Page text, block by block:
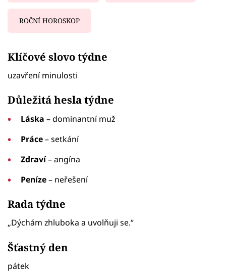
ROČNÍ HOROSKOP
Klíčové slovo týdne
uzavření minulosti
Důležitá hesla týdne
Láska – dominantní muž
Práce– setkání
Zdraví– angína
Peníze– neřešení
Rada týdne
„Dýchám zhluboka a uvolňuji se.“
Šťastný den
pátek